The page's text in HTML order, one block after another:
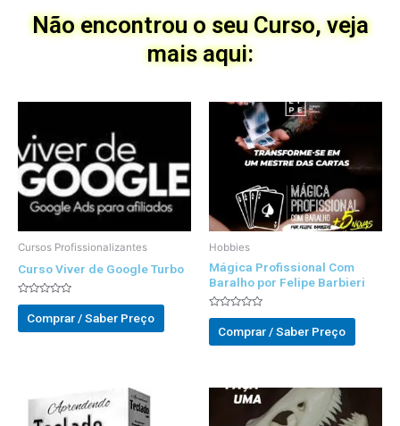
Não encontrou o seu Curso, veja
mais aqui:
Cursos Profissionalizantes
Curso Viver de Google Turbo
Avaliado
out
of
Comprar / Saber Preço
Hobbies
Mágica Profissional Com
Baralho por Felipe Barbieri
Avaliado
out
of
Comprar / Saber Preço